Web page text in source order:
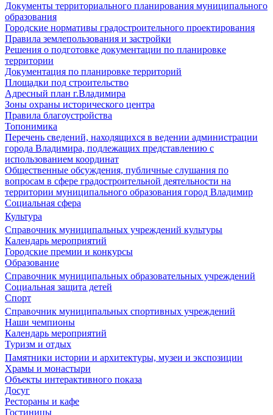
Документы территориального планирования муниципального
образования
Городские нормативы градостроительного проектирования
Правила землепользования и застройки
Решения о подготовке документации по планировке
территории
Документация по планировке территорий
Площадки под строительство
Адресный план г.Владимира
Зоны охраны исторического центра
Правила благоустройства
Топонимика
Перечень сведений, находящихся в ведении администрации
города Владимира, подлежащих представлению с
использованием координат
Общественные обсуждения, публичные слушания по
вопросам в сфере градостроительной деятельности на
территории муниципального образования город Владимир
Социальная сфера
Культура
Справочник муниципальных учреждений культуры
Календарь мероприятий
Городские премии и конкурсы
Образование
Справочник муниципальных образовательных учреждений
Социальная защита детей
Спорт
Справочник муниципальных спортивных учреждений
Наши чемпионы
Календарь мероприятий
Туризм и отдых
Памятники истории и архитектуры, музеи и экспозиции
Храмы и монастыри
Объекты интерактивного показа
Досуг
Рестораны и кафе
Гостиницы